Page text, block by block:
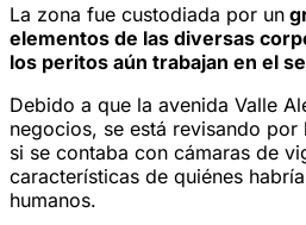
La zona fue custodiada por un
elementos de las diversas
los peritos aún trabajan en el
Debido a que la avenida Valle
negocios, se está revisando por
si se contaba con cámaras de
características de quiénes
humanos.